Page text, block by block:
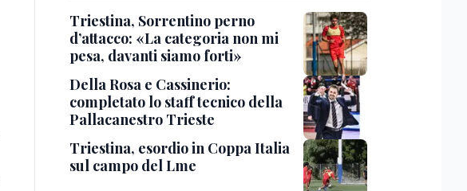
Triestina, Sorrentino perno
d’attacco: «La categoria non mi
pesa, davanti siamo forti»
Della Rosa e Cassinerio:
completato lo staff tecnico della
Pallacanestro Trieste
Triestina, esordio in Coppa Italia
sul campo del Lme